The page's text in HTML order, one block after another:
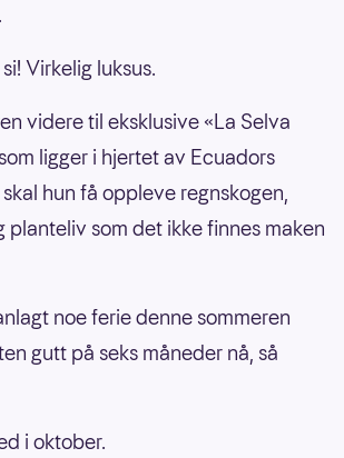
Virkelig luksus.
videre til eksklusive «La Selva
ligger i hjertet av Ecuadors
hun få oppleve regnskogen,
planteliv som det ikke finnes maken
noe ferie denne sommeren
gutt på seks måneder nå, så
i oktober.